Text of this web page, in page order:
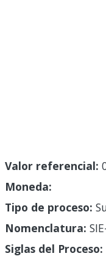
Valor referencial:
Moneda:
Tipo de proceso:
Nomenclatura:
Siglas del Proceso: